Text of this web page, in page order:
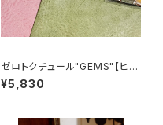
ゼロトクチュール"GEMS"【ヒス
イ】GOAL ZERO用レザーカバ
ー
¥5,830